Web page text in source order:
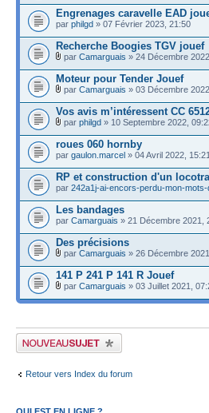
Engrenages caravelle EAD
par philgd » 07 Février 2023, 21:50
Recherche Boogies TGV jouef
par Camarguais » 24 Décembre
Moteur pour Tender Jouef
par Camarguais » 03 Décembre
Vos avis m’intéressent CC
par philgd » 10 Septembre 2022,
roues 060 hornby
par gaulon.marcel » 04 Avril 2022, 15:21
RP et construction d'un
par 242a1j-ai-encors-perdu-mon-
Les bandages
par Camarguais » 21 Décembre 2021,
Des précisions
par Camarguais » 26 Décembre
141 P 241 P 141 R Jouef
par Camarguais » 03 Juillet 2021,
Publier un nouveau sujet
Retour vers Index du forum
QUI EST EN LIGNE ?